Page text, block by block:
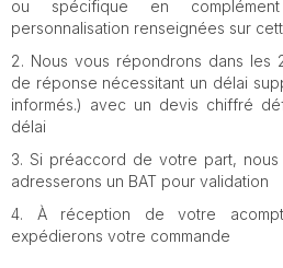
ou spécifique en
personnalisation renseignées sur
Nous vous répondrons dans les
de réponse nécessitant un délai
informés.) avec un devis chiffré
délai
Si préaccord de votre part,
adresserons un BAT pour validation
À réception de votre
expédierons votre commande